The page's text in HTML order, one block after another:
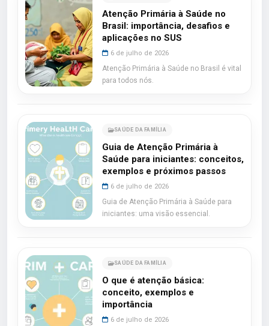
Atenção Primária à Saúde no
Brasil: importância, desafios e
aplicações no SUS
6 de julho de 2026
Atenção Primária à Saúde no Brasil é vital
para todos nós.
SAÚDE DA FAMÍLIA
Guia de Atenção Primária à
Saúde para iniciantes: conceitos,
exemplos e próximos passos
6 de julho de 2026
Guia de Atenção Primária à Saúde para
iniciantes: uma visão essencial.
SAÚDE DA FAMÍLIA
O que é atenção básica:
conceito, exemplos e
importância
6 de julho de 2026